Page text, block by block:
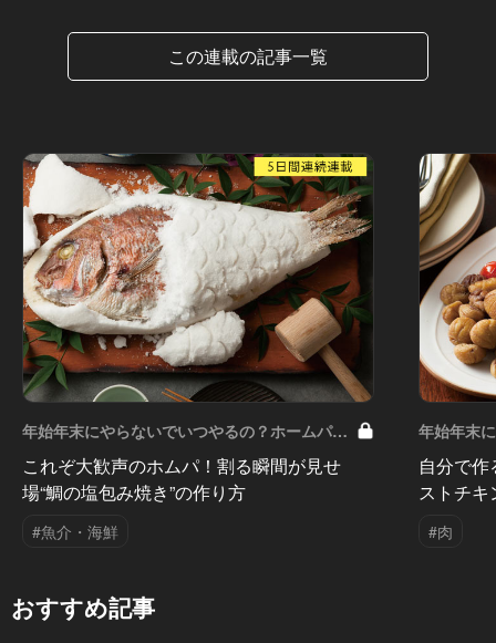
この連載の記事一覧
年始年末にやらないでいつやるの？ホームパー
ティごちそうレシピ Vol.5
これぞ大歓声のホムパ！割る瞬間が見せ
場“鯛の塩包み焼き”の作り方
#魚介・海鮮
年始年末
ティごち
自分で作
ストチキ
#肉
おすすめ記事